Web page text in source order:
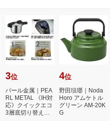
3位
パール金属｜PEA
RL METAL 《IH対
応》クイックエコ
3層底切り替え式
4位
野田琺瑯｜Noda
Horo アムケトル
グリーン AM-20K
G